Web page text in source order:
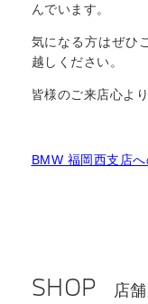
んでいます。
気になる方はぜひ
越しください。
皆様のご来店心よ
BMW 福岡西支店
SHOP 店